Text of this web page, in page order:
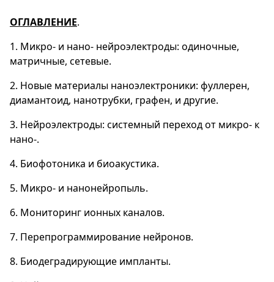
ОГЛАВЛЕНИЕ.
1. Микро- и нано- нейроэлектроды: одиночные,
матричные, сетевые.
2. Новые материалы наноэлектроники: фуллерен,
диамантоид, нанотрубки, графен, и другие.
3. Нейроэлектроды: системный переход от микро- к
нано-.
4. Биофотоника и биоакустика.
5. Микро- и нанонейропыль.
6. Мониторинг ионных каналов.
7. Перепрограммирование нейронов.
8. Биодеградирующие импланты.